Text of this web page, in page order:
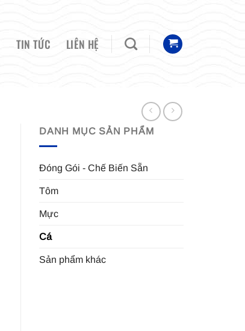
TIN TỨC LIÊN HỆ
DANH MỤC SẢN PHẨM
Đóng Gói - Chế Biến Sẵn
Tôm
Mực
Cá
Sản phẩm khác